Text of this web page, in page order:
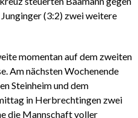
(3:2) zwei weitere
momentan auf dem zweiten
Am nächsten Wochenende
Steinheim und dem
in Herbrechtingen zwei
die Mannschaft voller